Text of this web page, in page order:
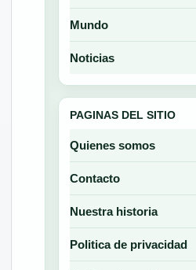
Mundo
Noticias
PAGINAS DEL SITIO
Quienes somos
Contacto
Nuestra historia
Politica de privacidad